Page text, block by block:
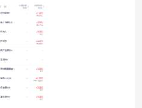
主研制的中大型可重复使用液
首次飞行验证。 航天昨天中
经把上周五上影线反包还是光
航天的光头阳线有两种表现形
手式，主要观察阳线实体的大
的测试，这需要第二天中阳